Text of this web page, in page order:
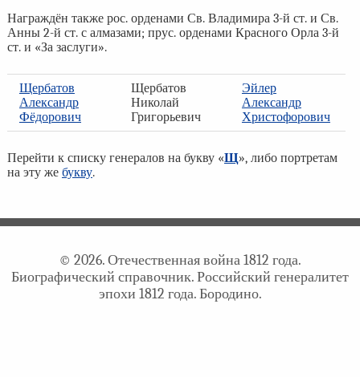
Награждён также рос. орденами Св. Владимира 3-й ст. и Св.
Анны 2-й ст. с алмазами; прус. орденами Красного Орла 3-й
ст. и «За заслуги».
Щербатов
Александр
Фёдорович
Щербатов
Николай
Григорьевич
Эйлер
Александр
Христофорович
Перейти к списку генералов на букву «Щ», либо портретам
на эту же букву.
© 2026. Отечественная война 1812 года.
Биографический справочник. Российский генералитет
эпохи 1812 года. Бородино.